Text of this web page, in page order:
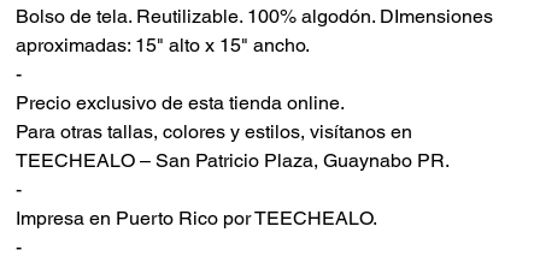
Bolso de tela. Reutilizable. 100% algodón. DImensiones
aproximadas: 15" alto x 15" ancho.
-
Precio exclusivo de esta tienda online.
Para otras tallas, colores y estilos, visítanos en
TEECHEALO – San Patricio Plaza, Guaynabo PR.
-
Impresa en Puerto Rico por TEECHEALO.
-